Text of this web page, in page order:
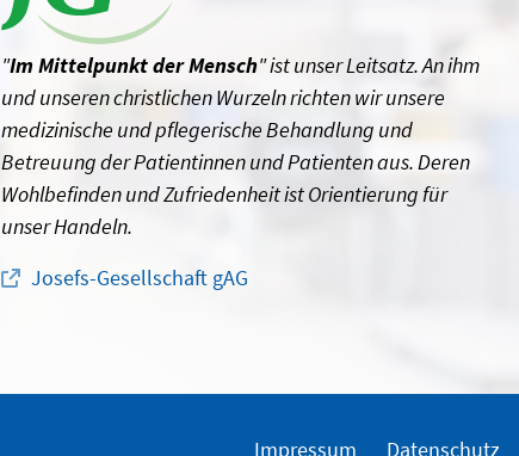
"Im Mittelpunkt der Mensch" ist unser Leitsatz. An ihm
und unseren christlichen Wurzeln richten wir unsere
medizinische und pflegerische Behandlung und
Betreuung der Patientinnen und Patienten aus. Deren
Wohlbefinden und Zufriedenheit ist Orientierung für
unser Handeln.
Josefs-Gesellschaft gAG
Impressum Datenschutz